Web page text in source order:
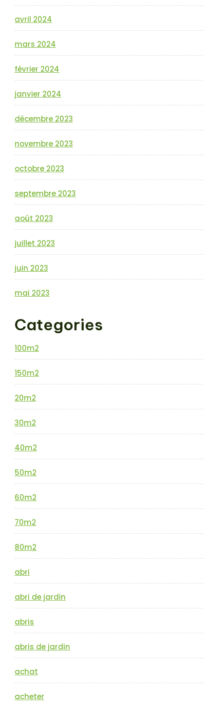
avril 2024
mars 2024
février 2024
janvier 2024
décembre 2023
novembre 2023
octobre 2023
septembre 2023
août 2023
juillet 2023
juin 2023
mai 2023
Categories
100m2
150m2
20m2
30m2
40m2
50m2
60m2
70m2
80m2
abri
abri de jardin
abris
abris de jardin
achat
acheter